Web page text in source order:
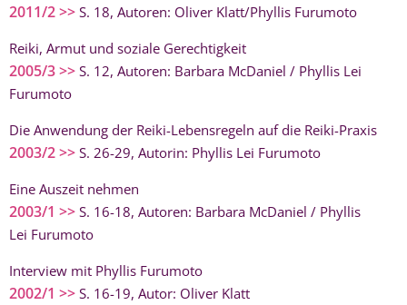
2011/2 >> S. 18, Autoren: Oliver Klatt/Phyllis Furumoto
Reiki, Armut und soziale Gerechtigkeit
2005/3 >> S. 12, Autoren: Barbara McDaniel / Phyllis Lei
Furumoto
Die Anwendung der Reiki-Lebensregeln auf die Reiki-Praxis
2003/2 >> S. 26-29, Autorin: Phyllis Lei Furumoto
Eine Auszeit nehmen
2003/1 >> S. 16-18, Autoren: Barbara McDaniel / Phyllis
Lei Furumoto
Interview mit Phyllis Furumoto
2002/1 >> S. 16-19, Autor: Oliver Klatt